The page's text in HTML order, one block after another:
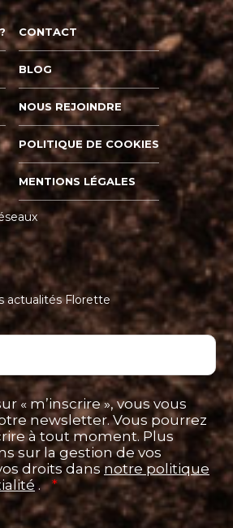
CONTACT
BLOG
NOUS REJOINDRE
POLITIQUE DE COOKIES
MENTIONS LÉGALES
actualités Florette
« m’inscrire », vous vous
newsletter. Vous pourrez
à tout moment. Plus
sur la gestion de vos
droits dansnotre politique
. *